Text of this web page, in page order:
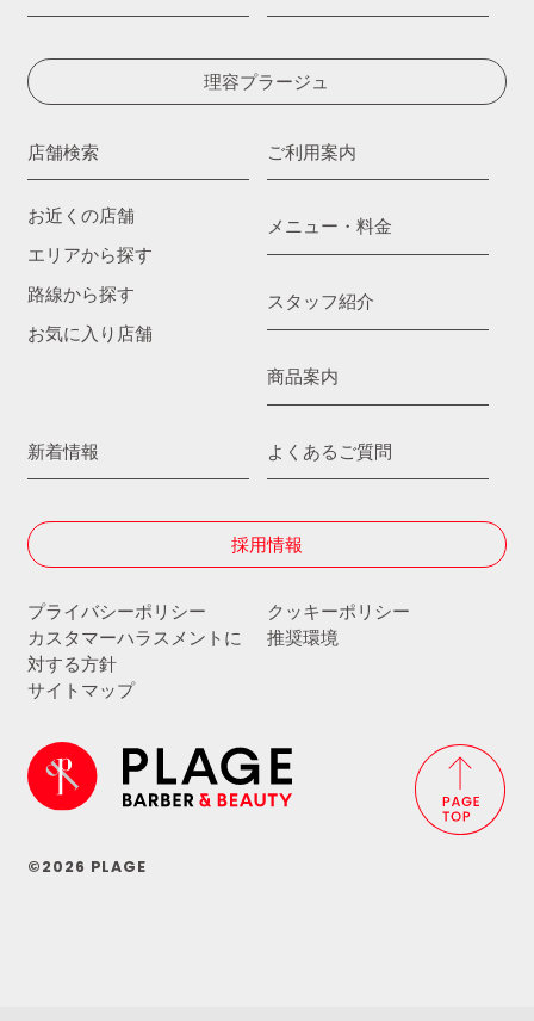
理容プラージュ
店舗検索
お近くの店舗
エリアから探す
路線から探す
お気に入り店舗
ご利用案内
メニュー・料金
スタッフ紹介
商品案内
新着情報 よくあるご質問
採用情報
プライバシーポリシー
クッキーポリシー
カスタマーハラスメントに
対する方針
推奨環境
サイトマップ
©2026 PLAGE